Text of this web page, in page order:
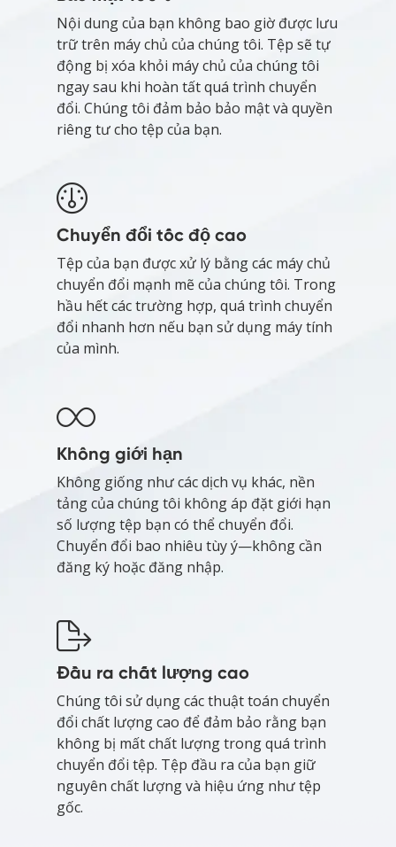
Nội dung của bạn không bao giờ được lưu
trữ trên máy chủ của chúng tôi. Tệp sẽ tự
động bị xóa khỏi máy chủ của chúng tôi
ngay sau khi hoàn tất quá trình chuyển
đổi. Chúng tôi đảm bảo bảo mật và quyền
riêng tư cho tệp của bạn.
Chuyển đổi tốc độ cao
Tệp của bạn được xử lý bằng các máy chủ
chuyển đổi mạnh mẽ của chúng tôi. Trong
hầu hết các trường hợp, quá trình chuyển
đổi nhanh hơn nếu bạn sử dụng máy tính
của mình.
Không giới hạn
Không giống như các dịch vụ khác, nền
tảng của chúng tôi không áp đặt giới hạn
số lượng tệp bạn có thể chuyển đổi.
Chuyển đổi bao nhiêu tùy ý—không cần
đăng ký hoặc đăng nhập.
Đầu ra chất lượng cao
Chúng tôi sử dụng các thuật toán chuyển
đổi chất lượng cao để đảm bảo rằng bạn
không bị mất chất lượng trong quá trình
chuyển đổi tệp. Tệp đầu ra của bạn giữ
nguyên chất lượng và hiệu ứng như tệp
gốc.